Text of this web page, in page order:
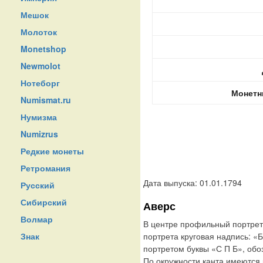
Мешок
Молоток
Monetshop
Newmolot
Нотеборг
Numismat.ru
Нумизма
Numizrus
Редкие монеты
Ретромания
Русский
Сибирский
Волмар
Знак
Дата выпуска: 01.01.1794
Аверс
В центре профильный
портрета круговая
портретом буквы «С П Б»,
По окружности канта